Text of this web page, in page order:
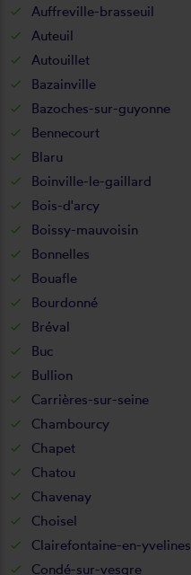
Auffreville-brasseuil
Auteuil
Autouillet
Bazainville
Bazoches-sur-guyonne
Bennecourt
Blaru
Boinville-le-gaillard
Bois-d'arcy
Boissy-mauvoisin
Bonnelles
Bouafle
Bourdonné
Bréval
Buc
Bullion
Carrières-sur-seine
Chambourcy
Chapet
Chatou
Chavenay
Choisel
Clairefontaine-en-yvelines
Condé-sur-vesgre